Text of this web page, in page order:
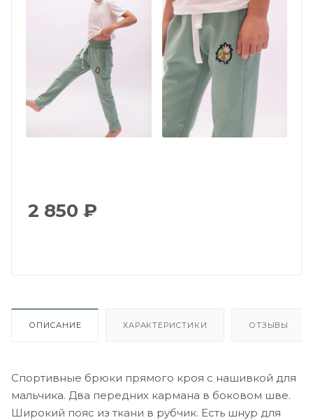
2 850 ₽
ОПИСАНИЕ ХАРАКТЕРИСТИКИ ОТЗЫВЫ
Спортивные брюки прямого кроя с нашивкой для
мальчика. Два передних кармана в боковом шве.
Широкий пояс из ткани в рубчик. Есть шнур для